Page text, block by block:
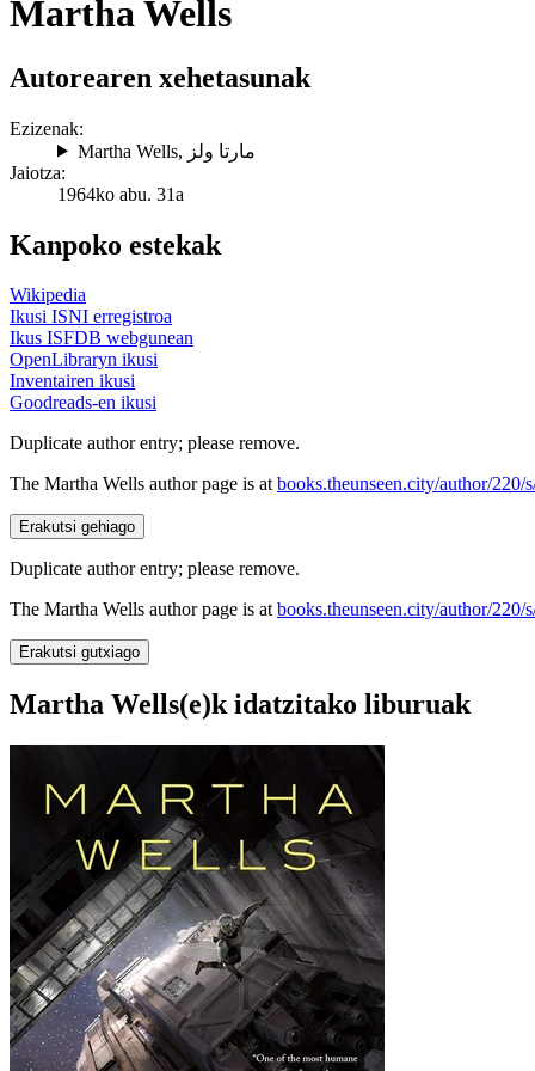
Martha Wells
Autorearen xehetasunak
Ezizenak:
Martha Wells, مارتا ولز
Jaiotza:
1964ko abu. 31a
Kanpoko estekak
Wikipedia
Ikusi ISNI erregistroa
Ikus ISFDB webgunean
OpenLibraryn ikusi
Inventairen ikusi
Goodreads-en ikusi
Duplicate author entry; please remove.
The Martha Wells author page is atbooks.theunseen.city/author/220/
Erakutsi gehiago
Duplicate author entry; please remove.
The Martha Wells author page is atbooks.theunseen.city/author/220/
Erakutsi gutxiago
Martha Wells(e)k idatzitako liburuak